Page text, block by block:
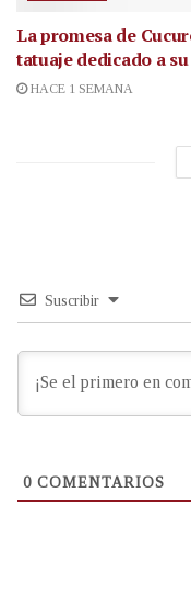
La promesa de
tatuaje dedicado a
HACE 1 SEMANA
Suscribir
0 COMENTARIOS